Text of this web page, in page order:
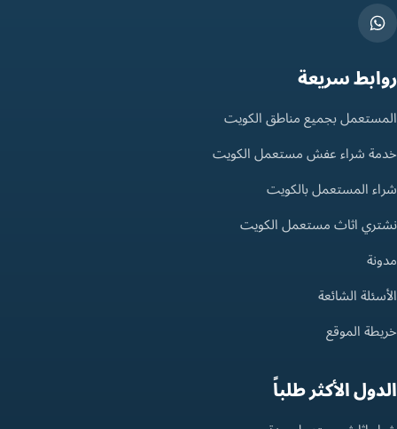
روابط سريعة
المستعمل بجميع مناطق الكويت
خدمة شراء عفش مستعمل الكويت
شراء المستعمل بالكويت
نشتري اثاث مستعمل الكويت
مدونة
الأسئلة الشائعة
خريطة الموقع
الدول الأكثر طلباً